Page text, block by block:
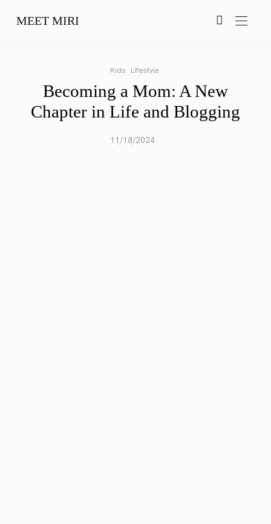
MEET MIRI
Kids Lifestyle
Becoming a Mom: A New
Chapter in Life and Blogging
11/18/2024